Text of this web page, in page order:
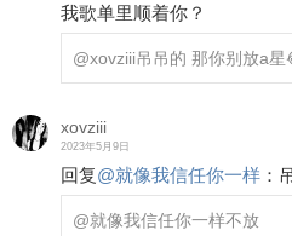
我歌单里顺着你？
@xovziii吊吊的 那你别放a星
xovziii
2023年5月9日
回复@就像我信任你一样 ：
@就像我信任你一样不放